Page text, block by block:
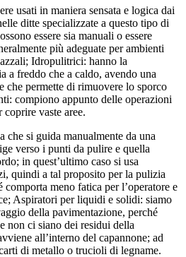
usati in maniera sensata e logica dai
ditte specializzate a questo tipo di
essere sia manuali o essere
più adeguate per ambienti
Idropulitrici: hanno la
a freddo che a caldo, avendo una
che permette di rimuovere lo sporco
compiono appunto delle operazioni
vaste aree.
che si guida manualmente da una
verso i punti da pulire e quella
in quest’ultimo caso si usa
quindi a tal proposito per la pulizia
meno fatica per l’operatore e
Aspiratori per liquidi e solidi: siamo
della pavimentazione, perché
non ci siano dei residui della
all’interno del capannone; ad
di metallo o trucioli di legname.